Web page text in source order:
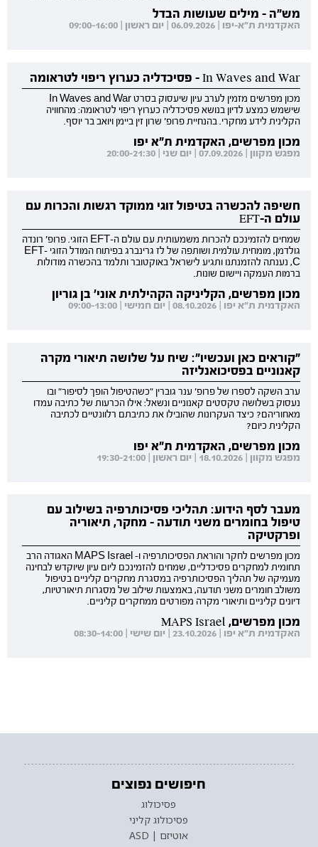
מש"ה - מילים שעושות הבדל
האקדמית ת"א-יפו | 06.09.2026 | יום ראשון | 09:00-16:00
In Waves and War - פסיכדליה כערוץ ריפוי לטראומה
מכון מפרשים מזמין לערב עיון שיעסוק בסרט In Waves and War
שישמש כמצע לדיון בנושא פסיכדליה כערוץ ריפוי לטראומה: מהחוויה
הקלינית לידע מחקרי. בהנחיית פרופ' שרון זין ביימן ויואב בר יוסף.
מכון מפרשים, האקדמית ת"א יפו
מפגש מקוון | 07.09.2026 | יום שני | 20:00-21:30
חשיפה להכשרה בטיפול זוגי ממוקד רגשות והכרות עם
עולם ה-EFT
שמחים להזמינכם להכרות משמעותית עם עולם ה-EFT הזוגי. פרופ' רונדה
גולדמן, מומחית עולמית ושותפה של לז גרינברג בפיתוח המודל הזוגי EFT-
C, נענתה להזמנתנו ותגיע לישראל באוקטובר ותלמד בהכשרה מודולות
ברמות העמקה ויישום שונות.
מכון מפרשים, הקליניקה הקהילתית אוני' בן גוריון
האקדמית ת"א יפו | 08.10.2026 | יום חמישי | 09:00-13:00
"קוראים כאן ועכשיו": שיח על שלושה תיאורי מקרה
קאנוניים בפסיכואנליזה
ערב השקה לספרו של פרופ' ענר גוברין "כשהטיפול הופך לסיפור" ובו
נעסוק בשלושה טקסטים קאנוניים ונשאל: אילו הכרעות של כתיבה עמדו
מאחוריהם? כיצד העקרונות שהובילו את כתיבתם רלוונטיים לכתיבה
הקלינית כיום?
מכון מפרשים, האקדמית ת"א יפו
מפגש מקוון | 18.10.2026 | יום ראשון | 19:30-21:00
מעבר לסף הידוע: תהליכי פסיכותרפיה בשילוב עם
טיפול בחומרים משני תודעה - מחקר, תיאוריה
ופרקטיקה
מכון מפרשים לחקר והוראת הפסיכותרפיה ו- MAPS Israel האגודה הרב
תחומית למחקרים פסיכדליים, שמחים להזמינכם ליום עיון שיוקדש לבחינה
מעמיקה של תהליך הפסיכותרפיה במסגרת מחקרים קליניים בטיפול
משולב חומרים משני תודעה, באמצעות שילוב של מסגרות תיאורטיות,
דיונים קליניים ותיאורי מקרה מפורטים ממחקרים קליניים.
מכון מפרשים, MAPS Israel
האקדמית ת"א יפו | 23.10.2026 | יום שישי | 08:30-14:00
חיפושים נפוצים
פסיכולוג
פסיכולוג קליני
אוטיזם | ASD